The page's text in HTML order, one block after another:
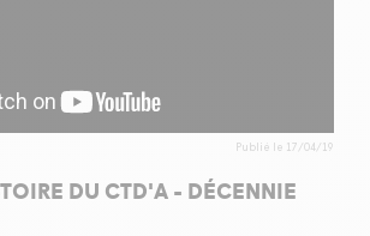
Publié le 17/04/19
DU CTD'A - DÉCENNIE